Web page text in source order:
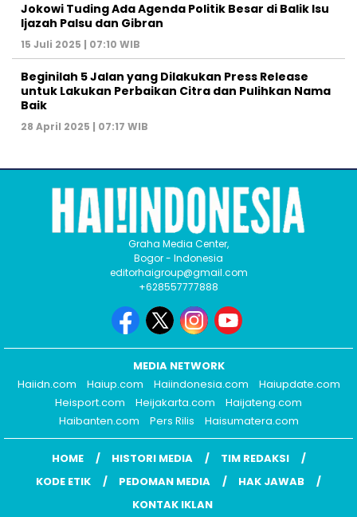
Jokowi Tuding Ada Agenda Politik Besar di Balik Isu
Ijazah Palsu dan Gibran
15 Juli 2025 | 07:10 WIB
Beginilah 5 Jalan yang Dilakukan Press Release
untuk Lakukan Perbaikan Citra dan Pulihkan Nama
Baik
28 April 2025 | 07:17 WIB
Graha Media Center,
Bogor - Indonesia
editorhaigroup@gmail.com
+628557777888
MEDIA NETWORK
Haiidn.com
Haiup.com Haiindonesia.com
Haiupdate.com
Heisport.com
Heijakarta.com
Haijateng.com
Haibanten.com
Pers Rilis Haisumatera.com
HOME HISTORI MEDIA
TIM REDAKSI
KODE ETIK
PEDOMAN MEDIA
HAK JAWAB
KONTAK IKLAN